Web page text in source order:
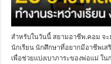
สำหรับในวันนี้ สยามอาชีพ.คอม จะ
นักเรียน นักศึกษาที่อยากมีอาชีพเส
เพื่อช่วยแบ่งเบาภาระของพ่อแม่ ใ